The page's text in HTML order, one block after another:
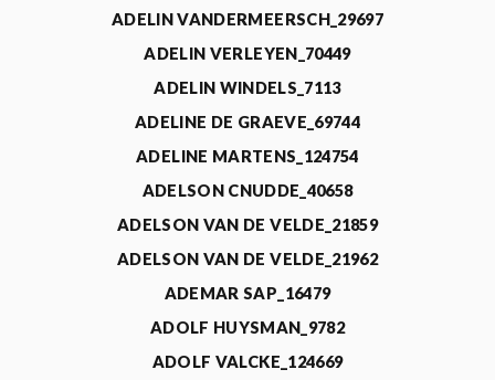
ADELIN VANDERMEERSCH_29697
ADELIN VERLEYEN_70449
ADELIN WINDELS_7113
ADELINE DE GRAEVE_69744
ADELINE MARTENS_124754
ADELSON CNUDDE_40658
ADELSON VAN DE VELDE_21859
ADELSON VAN DE VELDE_21962
ADEMAR SAP_16479
ADOLF HUYSMAN_9782
ADOLF VALCKE_124669